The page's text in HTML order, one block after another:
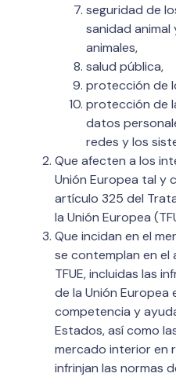
seguridad de
sanidad
animales,
salud pública,
protección de
protección de
datos
redes y los
Que afecten a los
Unión Europea tal y
artículo 325 del
la Unión Europea
Que incidan en el
se contemplan en
TFUE, incluidas las
de la Unión Europea
competencia y
Estados, así como
mercado interior en
infrinjan las normas